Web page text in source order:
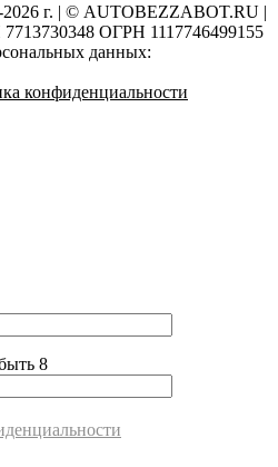
г. | © AUTOBEZZABOT.RU |
ОГРН 1117746499155
данных:
конфиденциальности
8